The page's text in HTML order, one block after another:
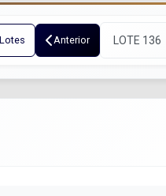
Anterior